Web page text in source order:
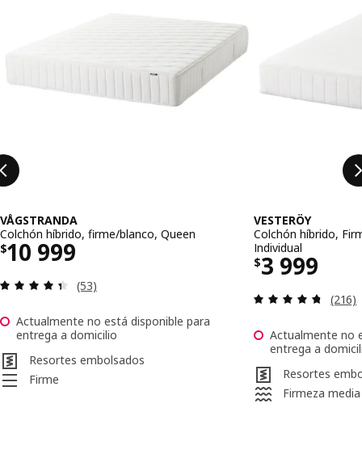
VÅGSTRANDA
Colchón híbrido, firme/blanco, Queen
$10 999
Precio $ 10999
Revisa: 4.4 de 5 estrellas. Total opiniones:
(53)
Actualmente no está disponible para
entrega a domicilio
Resortes embolsados
Firme
VESTERÖY
Colchón híbrido,
Individual
$3 999
Precio $
(216)
Actualmente no
entrega a
Resortes
Firmeza media